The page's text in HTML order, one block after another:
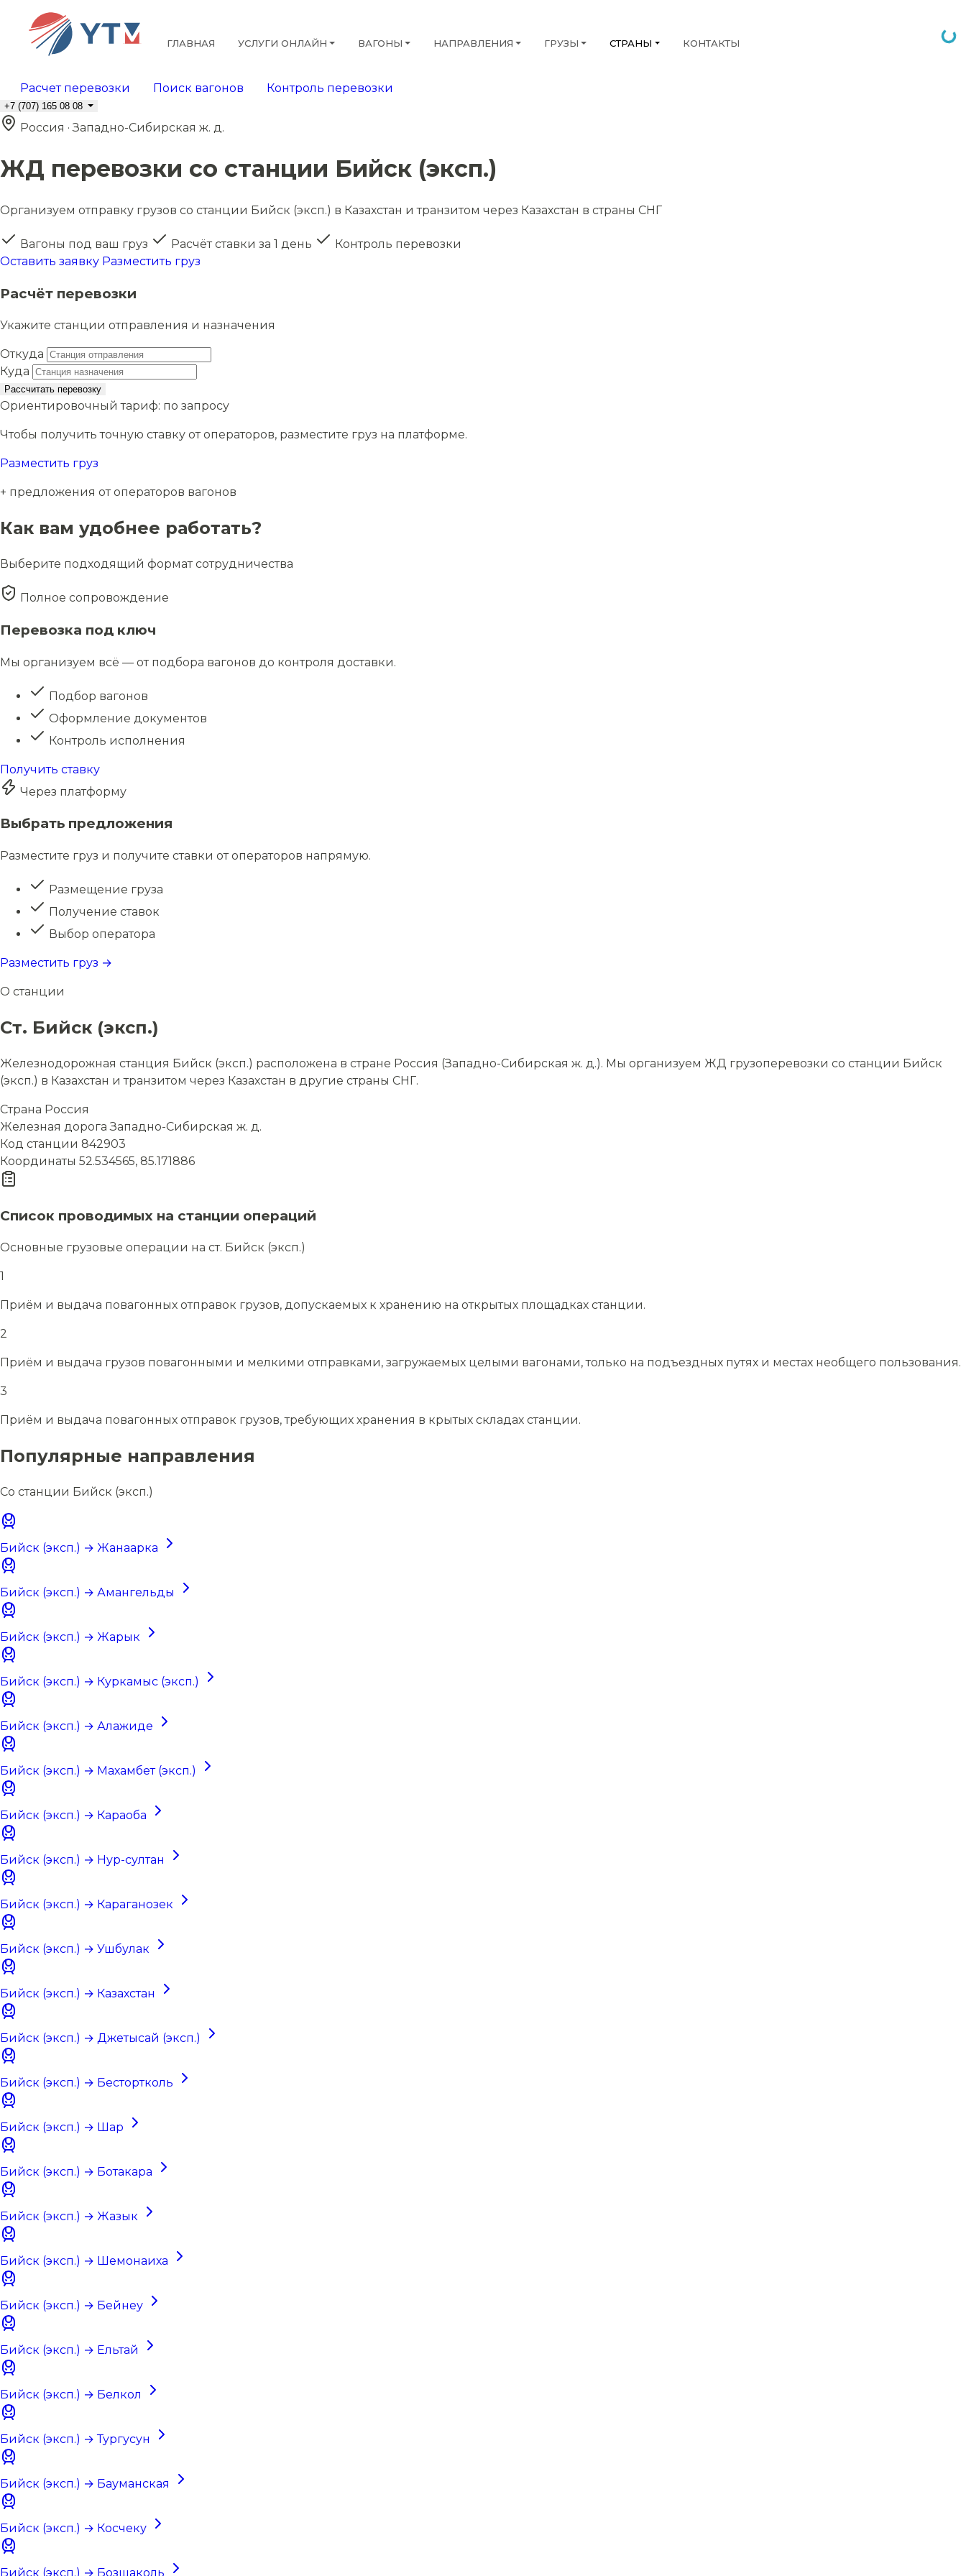
ГЛАВНАЯ УСЛУГИ ОНЛАЙН ВАГОНЫ НАПРАВЛЕНИЯ ГРУЗЫ СТРАНЫ КОНТАКТЫ
Расчет перевозки Поиск вагонов Контроль перевозки
+7 (707) 165 08 08
Россия · Западно-Сибирская ж. д.
ЖД перевозки со станции Бийск (эксп.)
Организуем отправку грузов со станции Бийск (эксп.) в Казахстан и транзитом через Казахстан в страны СНГ
Вагоны под ваш груз Расчёт ставки за 1 день
Контроль перевозки
Оставить заявку Разместить груз
Расчёт перевозки
Укажите станции отправления и назначения
Откуда
Куда
Рассчитать перевозку
Ориентировочный тариф: по запросу
Чтобы получить точную ставку от операторов, разместите груз на платформе.
Разместить груз
+ предложения от операторов вагонов
Как вам удобнее работать?
Выберите подходящий формат сотрудничества
Полное сопровождение
Перевозка под ключ
Мы организуем всё — от подбора вагонов до контроля доставки.
Подбор вагонов
Оформление документов
Контроль исполнения
Получить ставку
Через платформу
Выбрать предложения
Разместите груз и получите ставки от операторов напрямую.
Размещение груза
Получение ставок
Выбор оператора
Разместить груз →
О станции
Ст. Бийск (эксп.)
Железнодорожная станция Бийск (эксп.) расположена в стране Россия (Западно-Сибирская ж. д.). Мы организуем ЖД грузоперевозки со станции Бийск
(эксп.) в Казахстан и транзитом через Казахстан в другие страны СНГ.
Страна Россия
Железная дорога Западно-Сибирская ж. д.
Код станции 842903
Координаты 52.534565, 85.171886
Список проводимых на станции операций
Основные грузовые операции на ст. Бийск (эксп.)
1
Приём и выдача повагонных отправок грузов, допускаемых к хранению на открытых площадках станции.
2
Приём и выдача грузов повагонными и мелкими отправками, загружаемых целыми вагонами, только на подъездных путях и местах необщего пользования.
3
Приём и выдача повагонных отправок грузов, требующих хранения в крытых складах станции.
Популярные направления
Со станции Бийск (эксп.)
Бийск (эксп.) → Жанаарка
Бийск (эксп.) → Амангельды
Бийск (эксп.) → Жарык
Бийск (эксп.) → Куркамыс (эксп.)
Бийск (эксп.) → Алажиде
Бийск (эксп.) → Махамбет (эксп.)
Бийск (эксп.) → Караоба
Бийск (эксп.) → Нур-султан
Бийск (эксп.) → Караганозек
Бийск (эксп.) → Ушбулак
Бийск (эксп.) → Казахстан
Бийск (эксп.) → Джетысай (эксп.)
Бийск (эксп.) → Бестортколь
Бийск (эксп.) → Шар
Бийск (эксп.) → Ботакара
Бийск (эксп.) → Жазык
Бийск (эксп.) → Шемонаиха
Бийск (эксп.) → Бейнеу
Бийск (эксп.) → Ельтай
Бийск (эксп.) → Белкол
Бийск (эксп.) → Тургусун
Бийск (эксп.) → Бауманская
Бийск (эксп.) → Косчеку
Бийск (эксп.) → Бозшаколь